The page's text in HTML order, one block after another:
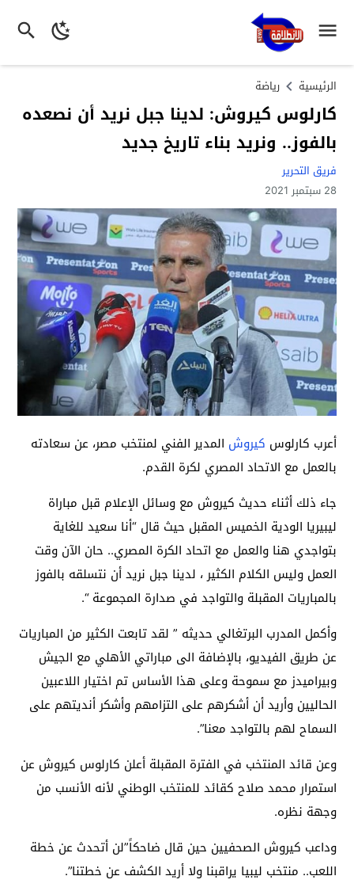
الرئيسية رياضة
كارلوس كيروش: لدينا جبل نريد أن نصعده
بالفوز.. ونريد بناء تاريخ جديد
فريق التحرير
28 سبتمبر 2021
أعرب كارلوس كيروش المدير الفني لمنتخب مصر، عن سعادته
بالعمل مع الاتحاد المصري لكرة القدم.
جاء ذلك أثناء حديث كيروش مع وسائل الإعلام قبل مباراة
ليبيريا الودية الخميس المقبل حيث قال “أنا سعيد للغاية
بتواجدي هنا والعمل مع اتحاد الكرة المصري.. حان الآن وقت
العمل وليس الكلام الكثير ، لدينا جبل نريد أن نتسلقه بالفوز
بالمباريات المقبلة والتواجد في صدارة المجموعة “.
وأكمل المدرب البرتغالي حديثه ” لقد تابعت الكثير من المباريات
عن طريق الفيديو، بالإضافة الى مباراتي الأهلي مع الجيش
وبيراميدز مع سموحة وعلى هذا الأساس تم اختيار اللاعبين
الحاليين وأريد أن أشكرهم على التزامهم وأشكر أنديتهم على
السماح لهم بالتواجد معنا”.
وعن قائد المنتخب في الفترة المقبلة أعلن كارلوس كيروش عن
استمرار محمد صلاح كقائد للمنتخب الوطني لأنه الأنسب من
وجهة نظره.
وداعب كيروش الصحفيين حين قال ضاحكاً”لن أتحدث عن خطة
اللعب.. منتخب ليبيا يراقبنا ولا أريد الكشف عن خطتنا”.